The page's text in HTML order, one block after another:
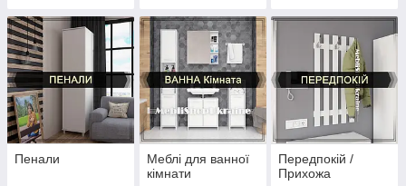
Пенали
Меблі для ванної
кімнати
Передпокій /
Прихожа